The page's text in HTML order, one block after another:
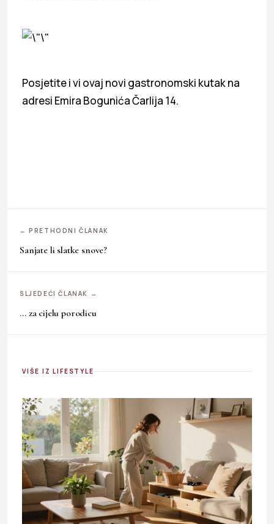
Posjetite i vi ovaj novi gastronomski kutak na
adresi Emira Bogunića Čarlija 14.
← PRETHODNI ČLANAK
Sanjate li slatke snove?
SLJEDEĆI ČLANAK →
… za cijelu porodicu
VIŠE IZ LIFESTYLE